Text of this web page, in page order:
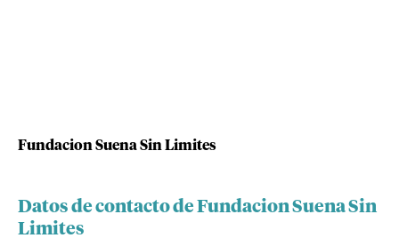
Fundacion Suena Sin Limites
Datos de contacto de Fundacion Suena Sin
Limites